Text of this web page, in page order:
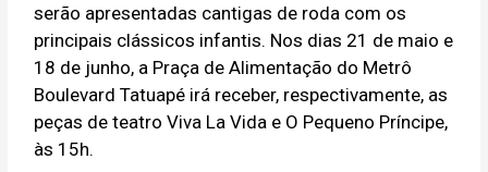
serão apresentadas cantigas de roda com os
principais clássicos infantis. Nos dias 21 de maio e
18 de junho, a Praça de Alimentação do Metrô
Boulevard Tatuapé irá receber, respectivamente, as
peças de teatro Viva La Vida e O Pequeno Príncipe,
às 15h.